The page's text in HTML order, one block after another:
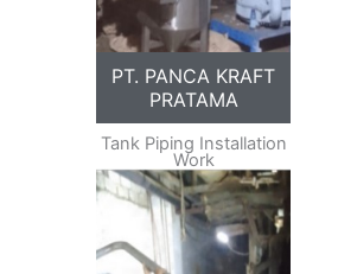
PT. PANCA KRAFT
PRATAMA
Tank Piping Installation
Work